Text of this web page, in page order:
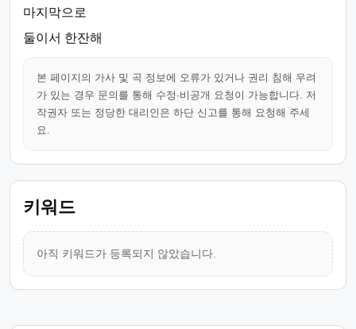
마지막으로
둘이서 한잔해
본 페이지의 가사 및 곡 정보에 오류가 있거나 권리 침해 우려
가 있는 경우 문의를 통해 수정·비공개 요청이 가능합니다. 저
작권자 또는 정당한 대리인은 하단 신고를 통해 요청해 주세
요.
키워드
아직 키워드가 등록되지 않았습니다.